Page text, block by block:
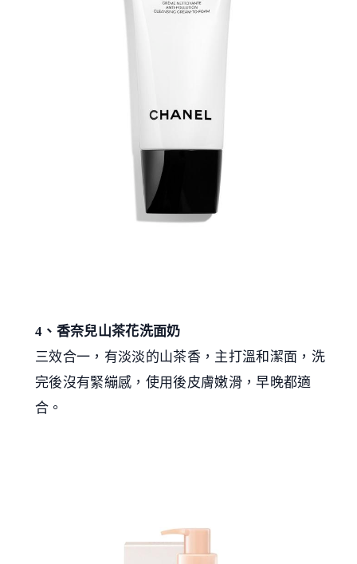
4、香奈兒山茶花洗面奶
三效合一，有淡淡的山茶香，主打溫和潔面，洗
完後沒有緊繃感，使用後皮膚嫩滑，早晚都適
合。